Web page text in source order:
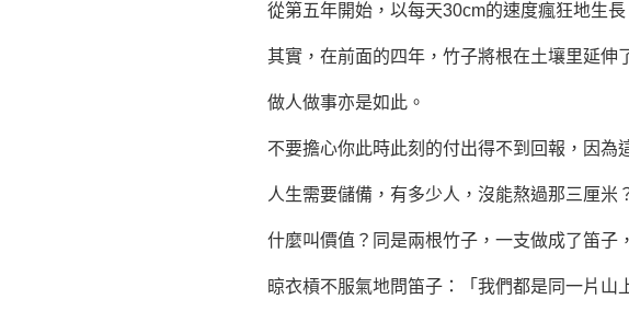
從第五年開始，以每天30cm的速度瘋狂地生長
其實，在前面的四年，竹子將根在土壤里延伸
做人做事亦是如此。
不要擔心你此時此刻的付出得不到回報，因為
人生需要儲備，有多少人，沒能熬過那三厘米
什麼叫價值？同是兩根竹子，一支做成了笛子
晾衣槓不服氣地問笛子：「我們都是同一片山上